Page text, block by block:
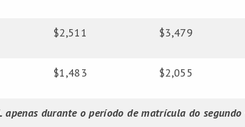
$2,511 $3,479
$1,483 $2,055
apenas durante o período de matrícula do